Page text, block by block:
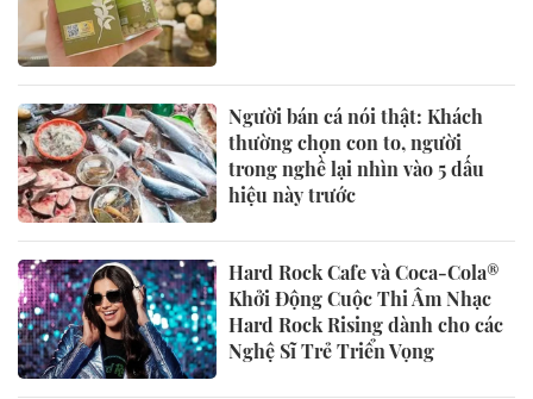
Người bán cá nói thật: Khách
thường chọn con to, người
trong nghề lại nhìn vào 5 dấu
hiệu này trước
Hard Rock Cafe và Coca-Cola®
Khởi Động Cuộc Thi Âm Nhạc
Hard Rock Rising dành cho các
Nghệ Sĩ Trẻ Triển Vọng